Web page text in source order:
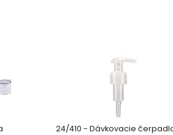
24/410 - Dávkovacie